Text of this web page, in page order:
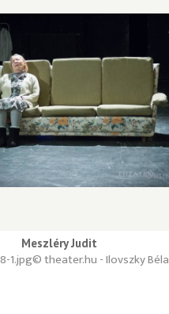
Meszléry Judit
© theater.hu - Ilovszky Béla
1.jpg